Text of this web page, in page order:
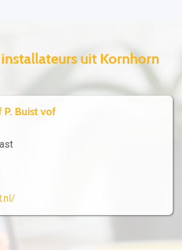
uit Kornhorn
Buist vof